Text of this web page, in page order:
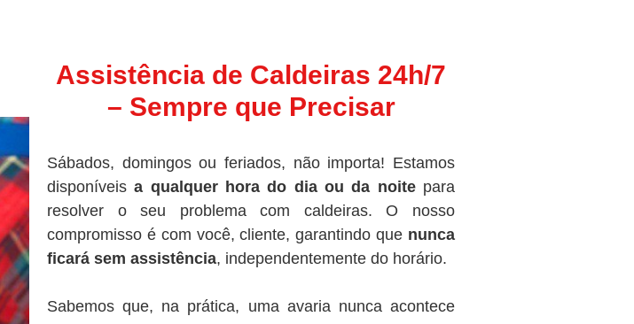
Assistência de Caldeiras 24h/7
– Sempre que Precisar
Sábados, domingos ou feriados, não importa! Estamos
disponíveisa qualquer hora do dia ou da noitepara
resolver o seu problema com caldeiras. O nosso
compromisso é com você, cliente, garantindo que nunca
ficará sem assistência, independentemente do horário.
Sabemos que, na prática, uma avaria nunca acontece